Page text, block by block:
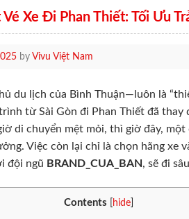
Xe Đi Phan Thiết: Tối Ưu
by Vivu Việt Nam
du lịch của Bình Thuận—luôn là
từ Sài Gòn đi Phan Thiết đã
di chuyển mệt mỏi, thì giờ đây,
Việc còn lại chỉ là chọn hãng xe
đội ngũ BRAND_CUA_BAN, sẽ đi
Contents hide